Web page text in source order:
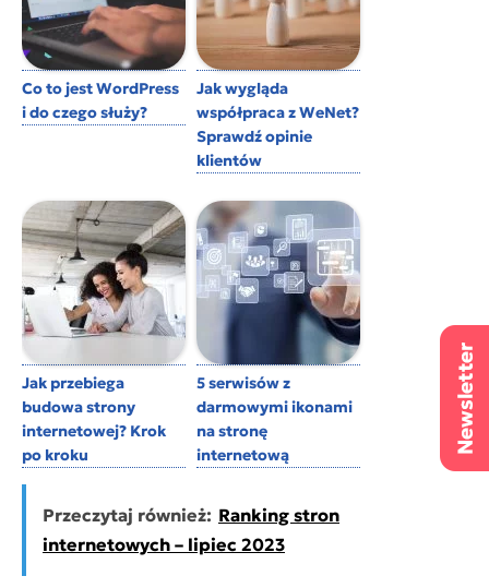
Co to jest WordPress
i do czego służy?
Jak wygląda
współpraca z WeNet?
Sprawdź opinie
klientów
Jak przebiega
budowa strony
internetowej? Krok
po kroku
5 serwisów z
darmowymi ikonami
na stronę
internetową
Przeczytaj również: Ranking stron
internetowych – lipiec 2023